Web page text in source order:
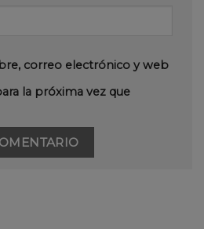
correo electrónico y web
la próxima vez que